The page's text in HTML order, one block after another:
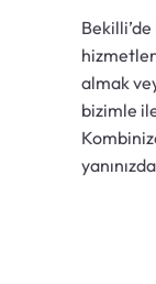
almak
bizimle